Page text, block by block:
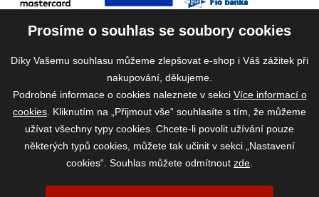
2026 ©www.vase-krmivo.cz- Tomáš Kroupa e-shop, Kanice 307, 664 01
Prosíme o souhlas se soubory cookies
Díky Vašemu souhlasu můžeme zlepšovat e-shop i Váš zážitek při
nakupování, děkujeme.
Podrobné informace o cookies naleznete v sekci Více informací o
cookies . Kliknutím na „Přijmout vše“ souhlasíte s tím, že můžeme
užívat všechny typy cookies. Chcete-li povolit užívání pouze
některých typů cookies, můžete tak učinit v sekci „Nastavení
cookies“. Souhlas můžete odmítnout zde